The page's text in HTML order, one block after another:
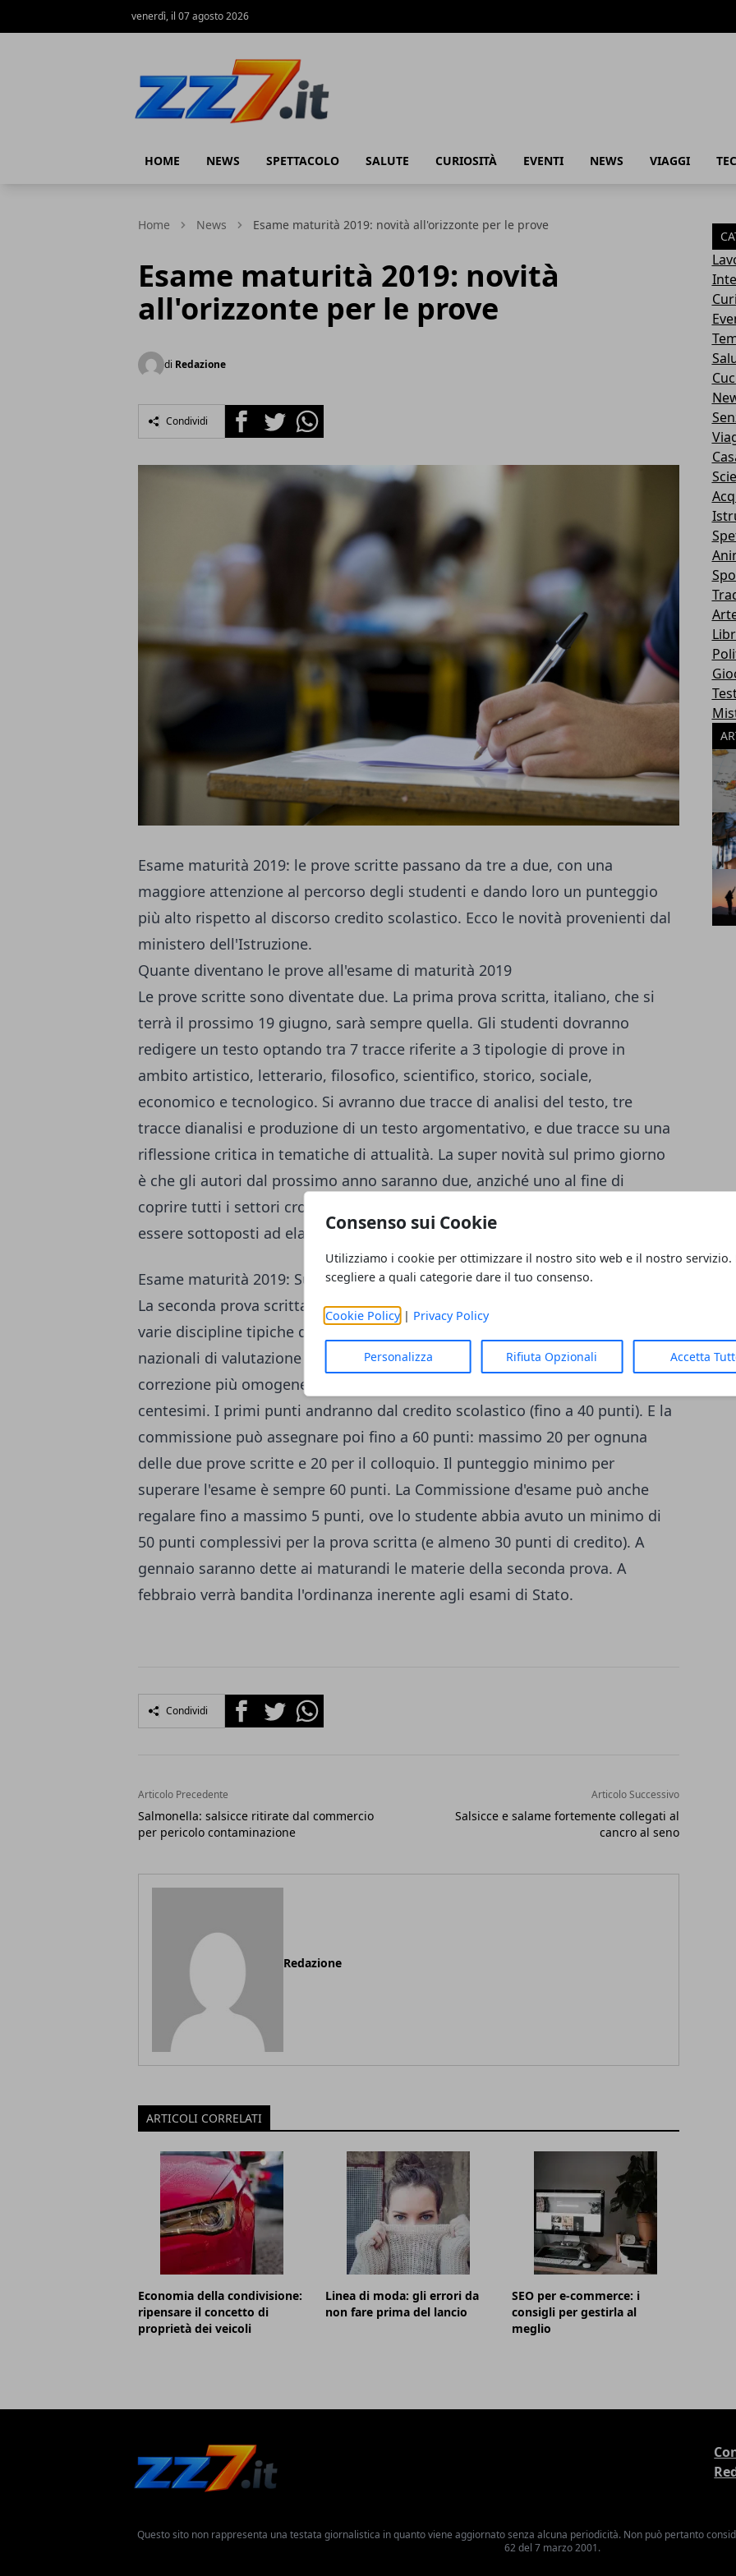
Consenso sui Cookie
Utilizziamo i cookie per ottimizzare il nostro sito web e il nostro servizio.
scegliere a quali categorie dare il tuo consenso.
Cookie Policy| Privacy Policy
Personalizza Rifiuta Opzionali Accetta
venerdì, il 07 agosto 2026
HOME NEWS SPETTACOLO SALUTE CURIOSITÀ EVENTI NEWS VIAGGI
Home News Esame maturità 2019: novità all'orizzonte per le prove
Esame maturità 2019: novità
all'orizzonte per le prove
di Redazione
Condividi FacebookTwitterWhatsapp
Esame maturità 2019: le prove scritte passano da tre a due, con una
maggiore attenzione al percorso degli studenti e dando loro un punteggio
più alto rispetto al discorso credito scolastico. Ecco le novità provenienti dal
ministero dell'Istruzione.
Quante diventano le prove all'esame di maturità 2019
Le prove scritte sono diventate due. La prima prova scritta, italiano, che si
terrà il prossimo 19 giugno, sarà sempre quella. Gli studenti dovranno
redigere un testo optando tra 7 tracce riferite a 3 tipologie di prove in
ambito artistico, letterario, filosofico, scientifico, storico, sociale,
economico e tecnologico. Si avranno due tracce di analisi del testo, tre
tracce dianalisi e produzione di un testo argomentativo, e due tracce su una
riflessione critica in tematiche di attualità. La super novità sul primo giorno
è che gli autori dal prossimo anno saranno due, anziché uno al fine di
coprire tutti i settori cronologici, generi e forme testuali differenti. Potranno
essere sottoposti ad elaborazione testi letterari da fine 800 a oggi.
Esame maturità 2019: Su cosa verterà la seconda prova?
La seconda prova scritta (il prossimo anno il 20 giugno) farà riferimento a
varie discipline tipiche dei percorsi di studio. Ci saranno delle griglie
nazionali di valutazione che verranno date alle commissioni per una
correzione più omogenea ed equa. In tal modo, il punteggio finale sarà in
centesimi. I primi punti andranno dal credito scolastico (fino a 40 punti). E la
commissione può assegnare poi fino a 60 punti: massimo 20 per ognuna
delle due prove scritte e 20 per il colloquio. Il punteggio minimo per
superare l'esame è sempre 60 punti. La Commissione d'esame può anche
regalare fino a massimo 5 punti, ove lo studente abbia avuto un minimo di
50 punti complessivi per la prova scritta (e almeno 30 punti di credito). A
gennaio saranno dette ai maturandi le materie della seconda prova. A
febbraio verrà bandita l'ordinanza inerente agli esami di Stato.
Condividi FacebookTwitterWhatsapp
Articolo Precedente
Salmonella: salsicce ritirate dal commercio
per pericolo contaminazione
Articolo Successivo
Salsicce e salame fortemente collegati al
cancro al seno
Redazione
ARTICOLI CORRELATI
Economia della condivisione:
ripensare il concetto di
proprietà dei veicoli
Linea di moda: gli errori da
non fare prima del lancio
SEO per e-commerce: i
consigli per gestirla al
meglio
Questo sito non rappresenta una testata giornalistica in quanto viene aggiornato senza alcuna periodicità. Non può pertanto
62 del 7 marzo 2001.